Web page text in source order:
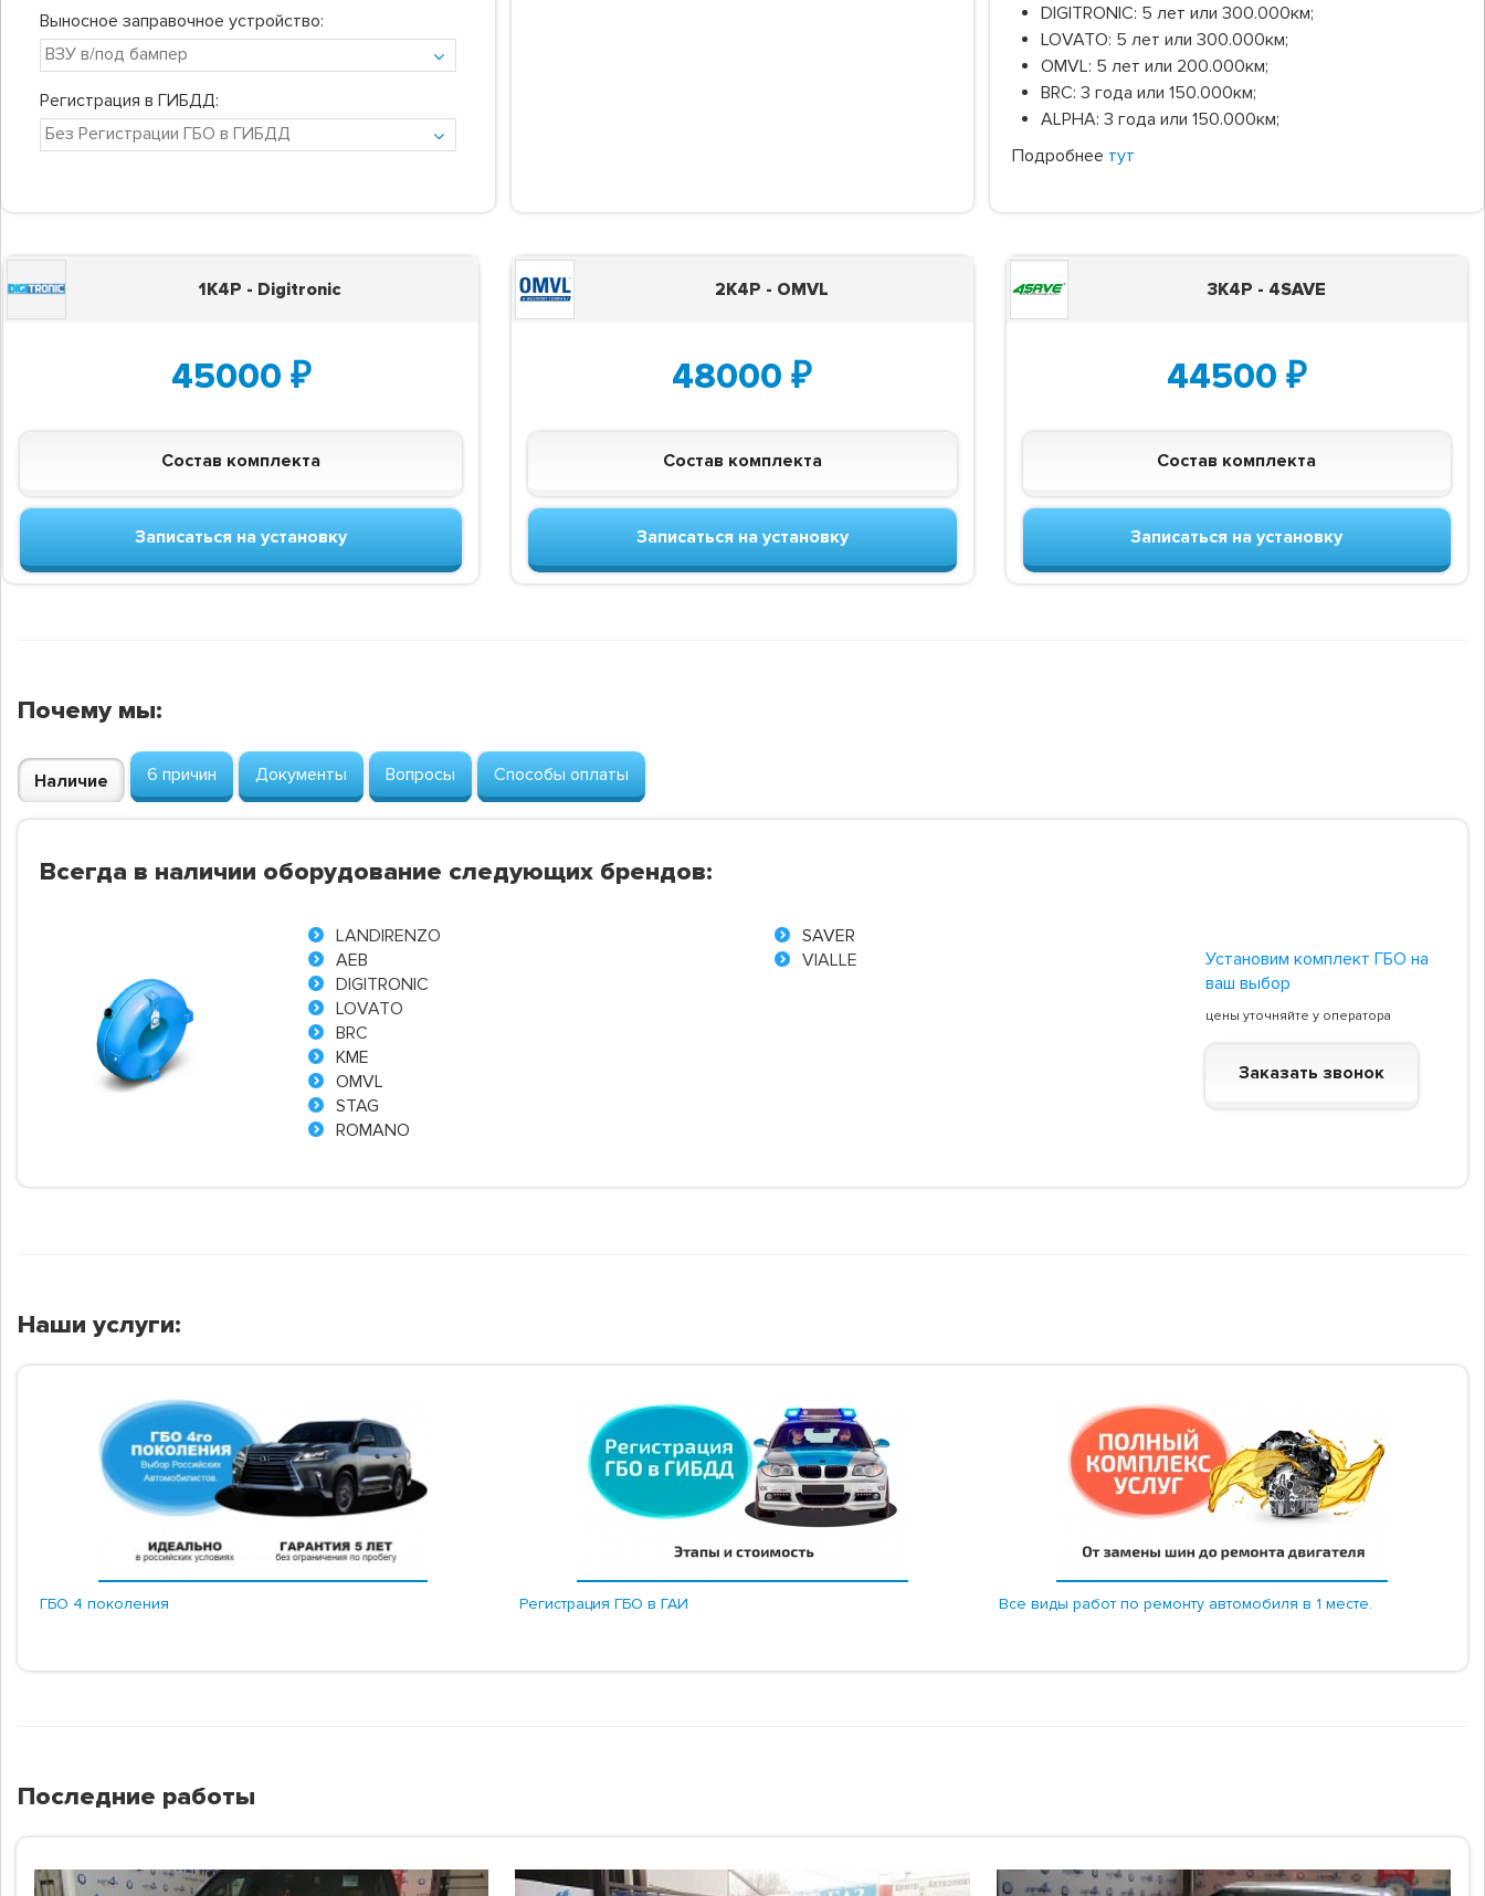
Выносное заправочное устройство:
Регистрация в ГИБДД:
DIGITRONIC: 5 лет или 300.000км;
LOVATO: 5 лет или 300.000км;
OMVL: 5 лет или 200.000км;
BRC: 3 года или 150.000км;
ALPHA: 3 года или 150.000км;
Подробнее тут
1K4P - Digitronic
45000 ₽
Состав комплекта
Записаться на установку
2K4P - OMVL
48000 ₽
Состав комплекта
Записаться на установку
3K4P - 4SAVE
44500 ₽
Состав комплекта
Записаться на установку
Почему мы:
Наличие 6 причин Документы Вопросы Способы оплаты
Всегда в наличии оборудование следующих брендов:
LANDIRENZO
AEB
DIGITRONIC
LOVATO
BRC
KME
OMVL
STAG
ROMANO
SAVER
VIALLE
Установим комплект ГБО на
ваш выбор
цены уточняйте у оператора
Заказать звонок
Наши услуги:
ГБО 4 поколения Регистрация ГБО в ГАИ Все виды работ по ремонту автомобиля в 1 месте.
Последние работы